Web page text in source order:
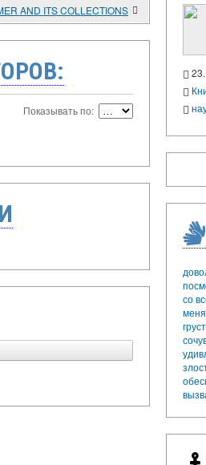
AND ITS COLLECTIONS
Показывать по:
со